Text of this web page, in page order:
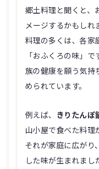
郷土料理と聞くと、
メージするかもし
料理の多くは、各家
「おふくろの味」
族の健康を願う気持
められています。
例えば、 きりたんぽ
山小屋で食べた料理
それが家庭に広がり
した味が生まれま